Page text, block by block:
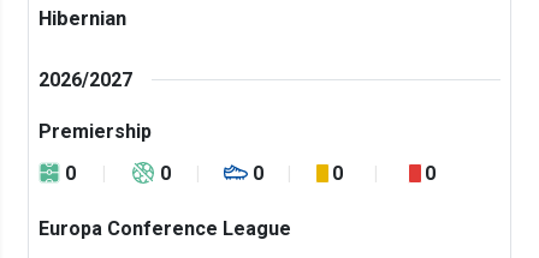
Hibernian
2026/2027
Premiership
0
0 0 0 0
Europa Conference League